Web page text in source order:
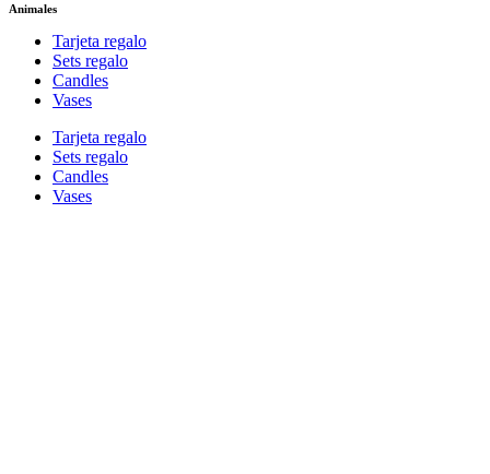
Animales
Tarjeta regalo
Sets regalo
Candles
Vases
Tarjeta regalo
Sets regalo
Candles
Vases